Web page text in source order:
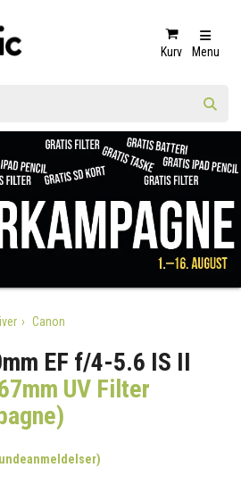
Kurv Menu
Canon
EF f/4-5.6 IS II
UV Filter